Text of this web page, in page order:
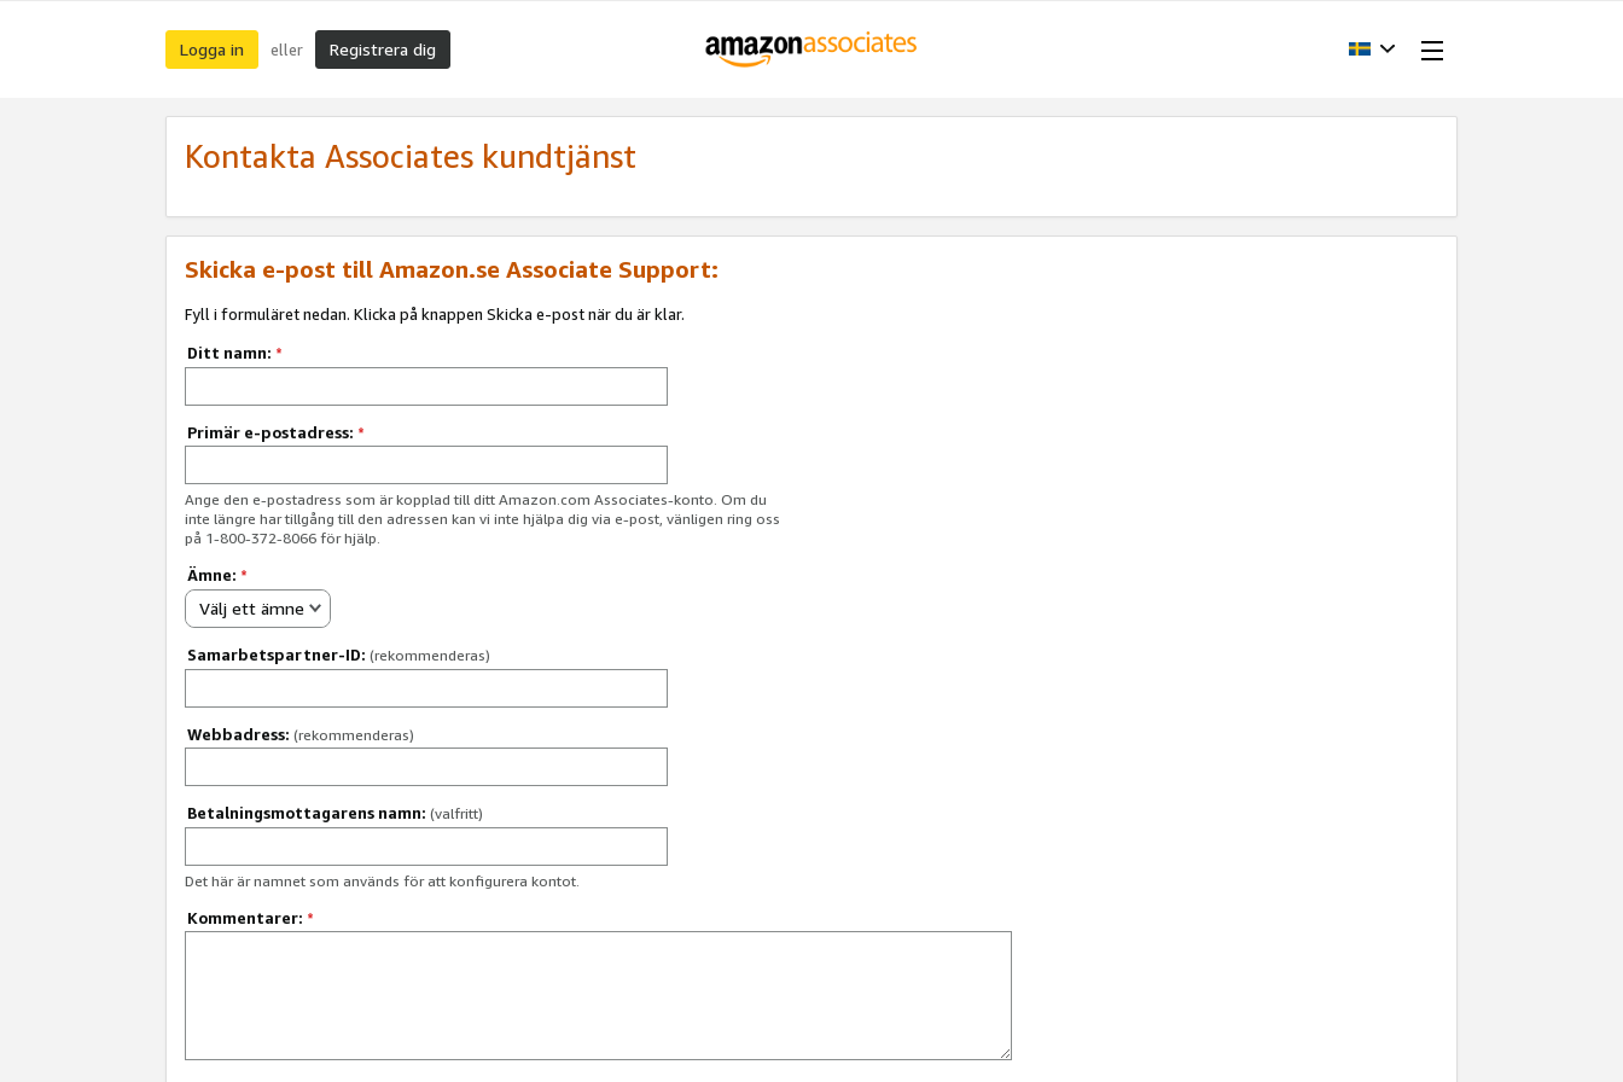
Logga in eller Registrera dig
Kontakta Associates kundtjänst
Skicka e-post till Amazon.se Associate Support:
Fyll i formuläret nedan. Klicka på knappen Skicka e-post när du är klar.
Ditt namn: *
Primär e-postadress: *
Ange den e-postadress som är kopplad till ditt Amazon.com Associates-konto. Om du
inte längre har tillgång till den adressen kan vi inte hjälpa dig via e-post, vänligen ring oss
på 1-800-372-8066 för hjälp.
Ämne: *
Välj ett ämne
Samarbetspartner-ID: (rekommenderas)
Webbadress: (rekommenderas)
Betalningsmottagarens namn: (valfritt)
Det här är namnet som används för att konfigurera kontot.
Kommentarer: *